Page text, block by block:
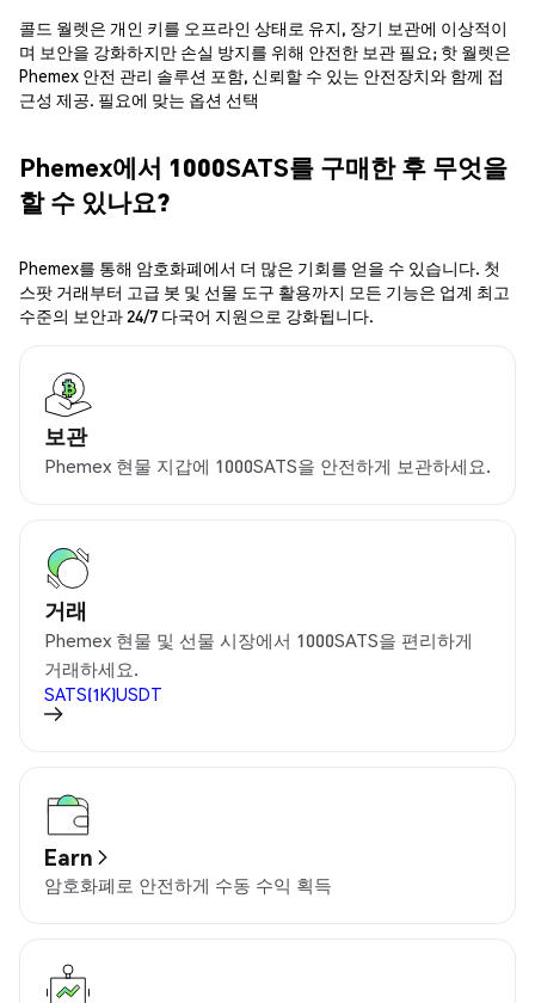
콜드 월렛은 개인 키를 오프라인 상태로 유지, 장기 보관에 이상적이
며 보안을 강화하지만 손실 방지를 위해 안전한 보관 필요; 핫 월렛은
Phemex 안전 관리 솔루션 포함, 신뢰할 수 있는 안전장치와 함께 접
근성 제공. 필요에 맞는 옵션 선택
Phemex에서 1000SATS를 구매한 후 무엇을
할 수 있나요?
Phemex를 통해 암호화폐에서 더 많은 기회를 얻을 수 있습니다. 첫
스팟 거래부터 고급 봇 및 선물 도구 활용까지 모든 기능은 업계 최고
수준의 보안과 24/7 다국어 지원으로 강화됩니다.
보관
Phemex 현물 지갑에 1000SATS을 안전하게 보관하세요.
거래
Phemex 현물 및 선물 시장에서 1000SATS을 편리하게
거래하세요.
SATS(1K)USDT
Earn
암호화폐로 안전하게 수동 수익 획득